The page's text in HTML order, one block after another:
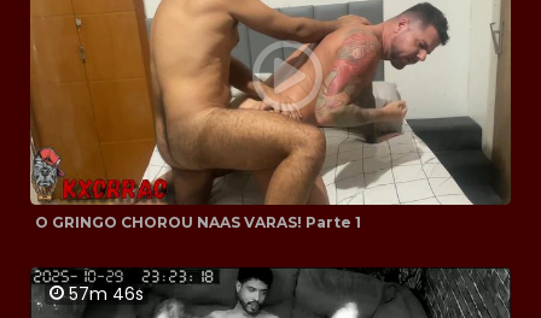
O GRINGO CHOROU NAAS VARAS! Parte 1
57m 46s